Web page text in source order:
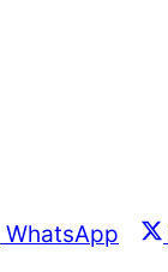
Share
WhatsApp